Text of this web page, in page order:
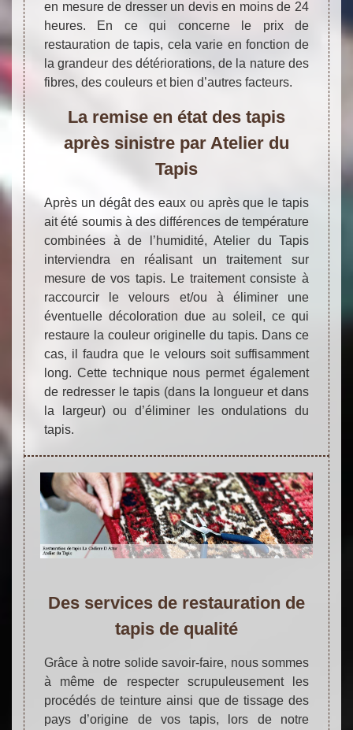
en mesure de dresser un devis en moins de 24
heures. En ce qui concerne le prix de
restauration de tapis, cela varie en fonction de
la grandeur des détériorations, de la nature des
fibres, des couleurs et bien d’autres facteurs.
La remise en état des tapis
après sinistre par Atelier du
Tapis
Après un dégât des eaux ou après que le tapis
ait été soumis à des différences de température
combinées à de l’humidité, Atelier du Tapis
interviendra en réalisant un traitement sur
mesure de vos tapis. Le traitement consiste à
raccourcir le velours et/ou à éliminer une
éventuelle décoloration due au soleil, ce qui
restaure la couleur originelle du tapis. Dans ce
cas, il faudra que le velours soit suffisamment
long. Cette technique nous permet également
de redresser le tapis (dans la longueur et dans
la largeur) ou d’éliminer les ondulations du
tapis.
Des services de restauration de
tapis de qualité
Grâce à notre solide savoir-faire, nous sommes
à même de respecter scrupuleusement les
procédés de teinture ainsi que de tissage des
pays d’origine de vos tapis, lors de notre